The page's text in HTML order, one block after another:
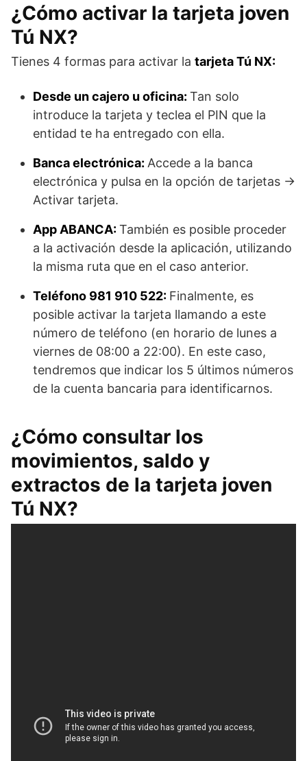
¿Cómo activar la tarjeta joven
Tú NX?
Tienes 4 formas para activar la tarjeta Tú NX:
Desde un cajero u oficina: Tan solo
introduce la tarjeta y teclea el PIN que la
entidad te ha entregado con ella.
Banca electrónica: Accede a la banca
electrónica y pulsa en la opción de tarjetas ->
Activar tarjeta.
App ABANCA:También es posible proceder
a la activación desde la aplicación, utilizando
la misma ruta que en el caso anterior.
Teléfono 981 910 522: Finalmente, es
posible activar la tarjeta llamando a este
número de teléfono (en horario de lunes a
viernes de 08:00 a 22:00). En este caso,
tendremos que indicar los 5 últimos números
de la cuenta bancaria para identificarnos.
¿Cómo consultar los
movimientos, saldo y
extractos de la tarjeta joven
Tú NX?